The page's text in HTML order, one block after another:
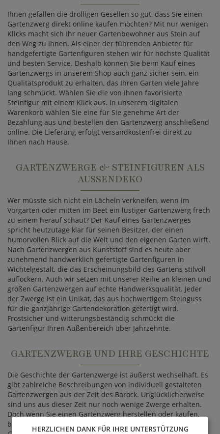
Ihnen gefallen die drolligen Gesellen so gut, dass Sie einen
Gartenzwerg direkt online kaufen möchten? Mit nur wenigen
Klicks macht sich Ihr neuer Gartenbewohner aus Stein auf
den Weg zu Ihnen. Als einer der führenden Anbieter für
handgefertigte Gartenfiguren stehen wir für höchste Qualität
und besten Service. Deshalb können Sie beim Kauf eines
Gartenzwergs in unserem Shop auch ganz sicher sein, ein
Qualitätsprodukt zu erhalten, das Ihren Garten viele Jahre
lang schmückt. Wählen Sie die von Ihnen favorisierte
Steinfigur mit einem Klick aus. In unserem digitalen
Warenkorb wählen Sie eine für Sie genehme Art der
Bezahlung aus und bestellen den Gartenzwerg anschließend
online. Die Lieferung erfolgt versandkostenfrei direkt zu
Ihnen nach Hause.
GARTENZWERGE & STEINFIGUREN ALS
AUSSENDEKO
Wer müsste sich nicht ein Lächeln verkneifen, wenn im
Vorgarten oder mitten im Beet ein lustiger Gartenzwerg frech
zu einem herauf schaut? Der Kauf eines Gartenzwerges
spricht heutzutage klar für seinen Besitzer, der einen
humorvollen Blick auf die Welt und den eigenen Garten wirft.
Nach Gartenzwergen aus Kunststoff sind es heute aber
zunehmend handwerklich gefertigte Gartenfiguren in
Wichtelgestalt, die das Erscheinungsbild des Gartens stilvoll
auflockern. Auch wir setzen mit unserer Reihe an kleinen und
großen Gartenzwergen auf echte Handwerksqualität. Jeder
der Zwerge ist ein Unikat, das aus hochwertigem Steinguss
für die ganzjährige Gartendekoration gefertigt wird.
Frostsicher und witterungsbeständig schmückt die
Gartenfigur Ihren Außenbereich über Jahrzehnte.
GARTENZWERGE UND IHRE GESCHICHTE
Die Geschichte der Gartenzwerge ist äußerst wechselhaft. Es
gibt zahlreiche Beschreibungen von individuell gestalteten
Gartenzwergen aus der Zeit des Barock. Unglücklicherweise
sind uns aus dieser Zeit nur noch wenige Zwerge erhalten.
Doch wenn Sie einen Gartenzwerg herstellen oder kaufen,
beziehen Sie sich automatisch auch auf die Geschichte der
HERZLICHEN DANK FÜR IHRE UNTERSTÜTZUNG